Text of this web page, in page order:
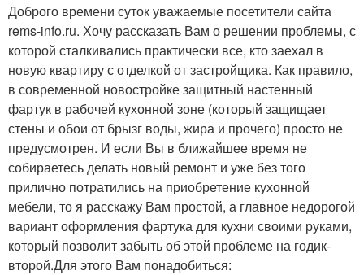
Доброго времени суток уважаемые посетители сайта
rems-info.ru. Хочу рассказать Вам о решении проблемы, с
которой сталкивались практически все, кто заехал в
новую квартиру с отделкой от застройщика. Как правило,
в современной новостройке защитный настенный
фартук в рабочей кухонной зоне (который защищает
стены и обои от брызг воды, жира и прочего) просто не
предусмотрен. И если Вы в ближайшее время не
собираетесь делать новый ремонт и уже без того
прилично потратились на приобретение кухонной
мебели, то я расскажу Вам простой, а главное недорогой
вариант оформления фартука для кухни своими руками,
который позволит забыть об этой проблеме на годик-
второй.Для этого Вам понадобиться: